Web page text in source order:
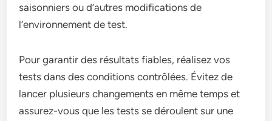
saisonniers ou d’autres modifications de
l’environnement de test.
Pour garantir des résultats fiables, réalisez vos
tests dans des conditions contrôlées. Évitez de
lancer plusieurs changements en même temps et
assurez-vous que les tests se déroulent sur une